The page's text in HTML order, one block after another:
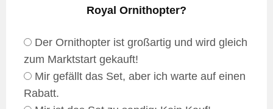
Royal Ornithopter?
Der Ornithopter ist großartig und wird gleich
zum Marktstart gekauft!
Mir gefällt das Set, aber ich warte auf einen
Rabatt.